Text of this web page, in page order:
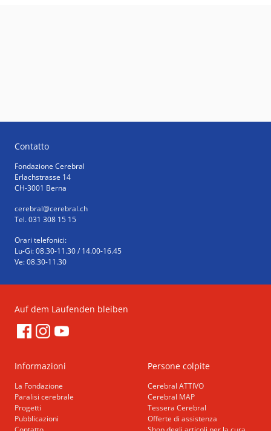
Contatto
Fondazione Cerebral
Erlachstrasse 14
CH-3001 Berna
cerebral@cerebral.ch
Tel. 031 308 15 15
Orari telefonici:
Lu-Gi: 08.30-11.30 / 14.00-16.45
Ve: 08.30-11.30
Auf dem Laufenden bleiben
Informazioni
La Fondazione
Paralisi cerebrale
Progetti
Pubblicazioni
Persone colpite
Cerebral ATTIVO
Cerebral MAP
Tessera Cerebral
Offerte di assistenza